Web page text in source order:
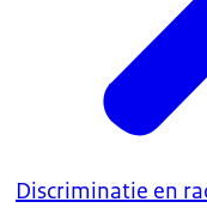
Discriminatie en